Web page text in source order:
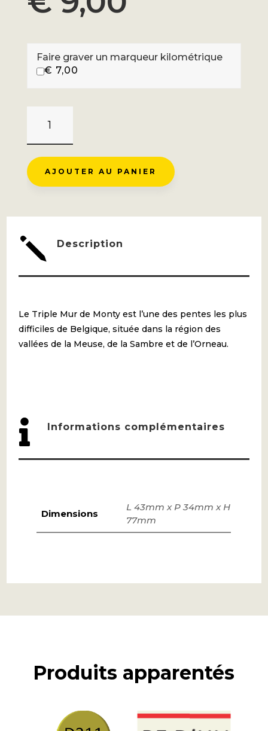
Faire graver un marqueur kilométrique
€ 7,00
TRIPLE
MUR
DE
-
AJOUTER AU PANIER
j Description
Le Triple Mur de Monty est l’une des pentes les plus
difficiles de Belgique, située dans la région des
vallées de la Meuse, de la Sambre et de l’Orneau.
 Informations complémentaires
Dimensions
L 43mm x P 34mm x H
77mm
Produits apparentés